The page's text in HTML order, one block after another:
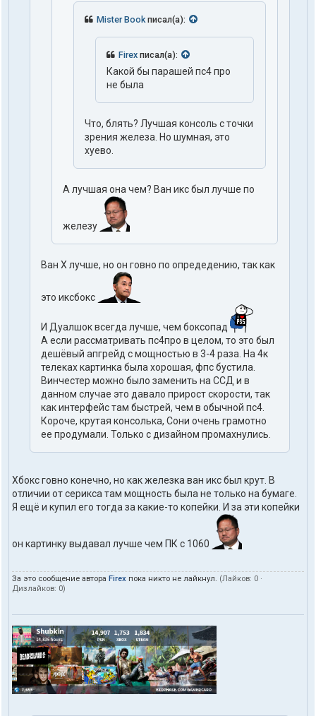
Mister Book писал(а):
Firex писал(а):
Какой бы парашей пс4 про
не была
Что, блять? Лучшая консоль с точки
зрения железа. Но шумная, это
хуево.
А лучшая она чем? Ван икс был лучше по
железу
Ван Х лучше, но он говно по опредедению, так как
это иксбокс
И Дуалшок всегда лучше, чем боксопад
А если рассматривать пс4про в целом, то это был
дешёвый апгрейд с мощностью в 3-4 раза. На 4к
телеках картинка была хорошая, фпс бустила.
Винчестер можно было заменить на ССД и в
данном случае это давало прирост скорости, так
как интерфейс там быстрей, чем в обычной пс4.
Короче, крутая консолька, Сони очень грамотно
ее продумали. Только с дизайном промахнулись.
Хбокс говно конечно, но как железка ван икс был крут. В
отличии от серикса там мощность была не только на бумаге.
Я ещё и купил его тогда за какие-то копейки. И за эти копейки
он картинку выдавал лучше чем ПК с 1060
За это сообщение автора Firex пока никто не лайкнул. (Лайков: 0 ·
Дизлайков: 0)